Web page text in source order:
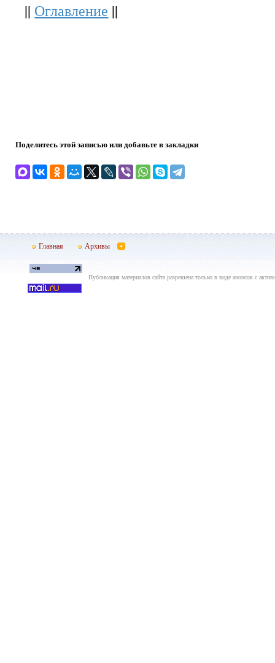
|| Оглавление ||
Поделитесь этой записью или добавьте в закладки
Главная Архивы
Публикация материалов сайта разрешена только в виде анонсов с